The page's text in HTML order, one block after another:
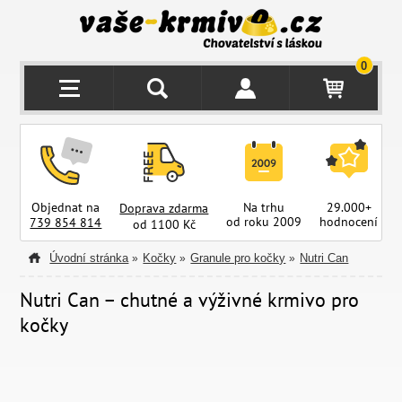
0
Objednat na
739 854 814
Doprava zdarma
od 1100 Kč
Na trhu
od roku 2009
29.000+
hodnocení
Úvodní stránka » Kočky » Granule pro kočky » Nutri Can
Nutri Can – chutné a výživné krmivo pro
kočky